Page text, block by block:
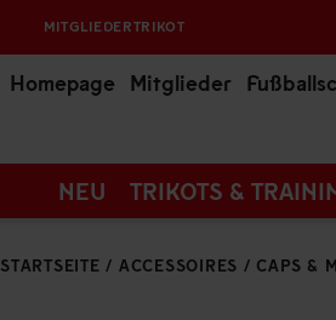
MITGLIEDERTRIKOT
Homepage Mitglieder
NEU TRIKOTS &
STARTSEITE / ACCESSOIRES / CAPS &